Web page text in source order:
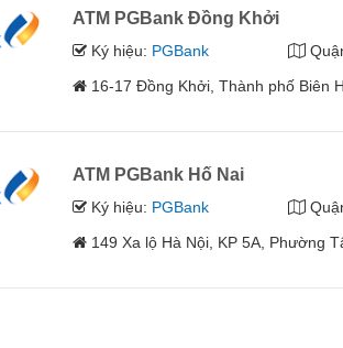
ATM PGBank Đồng Khởi
Ký hiệu: PGBank
16-17 Đồng Khởi, Thành phố Biên
ATM PGBank Hố Nai
Ký hiệu: PGBank
149 Xa lộ Hà Nội, KP 5A, Phường